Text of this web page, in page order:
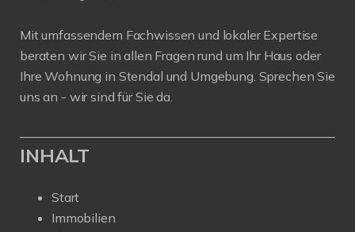
Mit umfassendem Fachwissen und lokaler Expertise
beraten wir Sie in allen Fragen rund um Ihr Haus oder
Ihre Wohnung in Stendal und Umgebung. Sprechen Sie
uns an - wir sind für Sie da.
INHALT
Start
Immobilien